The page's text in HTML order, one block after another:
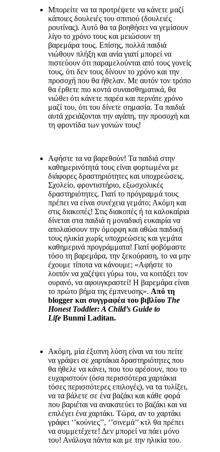
Μπορείτε να τα προτρέψετε να κάνετε μαζί
κάποιες δουλειές του σπιτιού (δουλειές
ρουτίνας). Αυτό θα τα βοηθήσει να γεμίσουν
λίγο το χρόνο τους και μειώσουν τη
βαρεμάρα τους. Επίσης, πολλά παιδιά
νιώθουν πλήξη και ανία γιατί μπορεί να
πιστεύουν ότι παραμελούνται από τους γονείς
τους, ότι δεν τους δίνουν το χρόνο και την
προσοχή που θα ήθελαν. Με αυτόν τον τρόπο
θα έρθετε πιο κοντά συναισθηματικά, θα
νιώθει ότι κάνετε παρέα και περνάτε χρόνο
μαζί του, ότι του δίνετε σημασία. Tα παιδιά
αυτά χρειάζονται την αγάπη, την προσοχή και
τη φροντίδα των γονιών τους!
Αφήστε τα να βαρεθούν! Τα παιδιά στην
καθημερινότητά τους είναι φορτωμένα με
διάφορες δραστηριότητες και υποχρεώσεις.
Σχολείο, φροντιστήριο, εξωσχολικές
δραστηριότητες. Γιατί το πρόγραμμά τους
πρέπει να είναι συνέχεια γεμάτο; Ακόμη και
στις διακοπές! Στις διακοπές ή τα καλοκαίρια
δίνεται στα παιδιά η μοναδική ευκαιρία να
απολαύσουν την όμορφη και αθώα παιδική
τους ηλικία χωρίς υποχρεώσεις και γεμάτα
καθημερινά προγράμματα! Γιατί φοβόμαστε
τόσο τη βαρεμάρα, την ξεκούραση, το να μην
έχουμε τίποτα να κάνουμε; «Αφήστε το
λοιπόν να χαζέψει γύρω του, να κοιτάξει τον
ουρανό, να αφουγκραστεί! Η βαρεμάρα είναι
το πρώτο βήμα της έμπνευσης». Από τη
blogger και συγγραφέα του βιβλίου The
Honest Toddler:A Child’s Guide to
Life Bunmi Laditan.
Ακόμη, μία έξυπνη λύση είναι να του πείτε
να γράψει σε χαρτάκια δραστηριότητες που
θα ήθελε να κάνει, που του αρέσουν, που το
ευχαριστούν (όσα περισσότερα χαρτάκια
τόσες περισσότερες επιλογές), να τα τυλίξει,
να τα βάλετε σε ένα βαζάκι και κάθε φορά
που βαριέται να ανακατεύει το βαζάκι και να
επιλέγει ένα χαρτάκι. Τώρα, αν το χαρτάκι
γράφει ‘’κούνιες’’, ‘’σινεμά’’ κτλ θα πρέπει
να συμμετέχετε! Δεν μπορεί να πάει μόνο
του! Ανάλογα πάντα και με την ηλικία του.